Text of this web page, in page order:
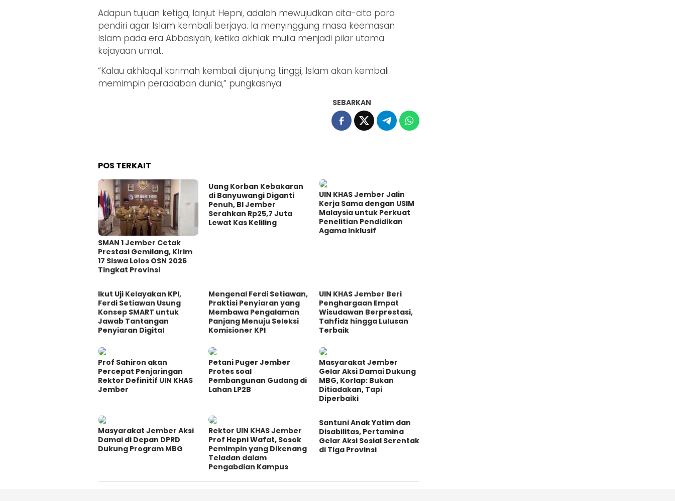
Adapun tujuan ketiga, lanjut Hepni, adalah mewujudkan cita-cita para
pendiri agar Islam kembali berjaya. Ia menyinggung masa keemasan
Islam pada era Abbasiyah, ketika akhlak mulia menjadi pilar utama
kejayaan umat.
“Kalau akhlaqul karimah kembali dijunjung tinggi, Islam akan kembali
memimpin peradaban dunia,” pungkasnya.
SEBARKAN
POS TERKAIT
SMAN 1 Jember Cetak
Prestasi Gemilang, Kirim
17 Siswa Lolos OSN 2026
Tingkat Provinsi
Uang Korban Kebakaran
di Banyuwangi Diganti
Penuh, BI Jember
Serahkan Rp25,7 Juta
Lewat Kas Keliling
UIN KHAS Jember Jalin
Kerja Sama dengan USIM
Malaysia untuk Perkuat
Penelitian Pendidikan
Agama Inklusif
Ikut Uji Kelayakan KPI,
Ferdi Setiawan Usung
Konsep SMART untuk
Jawab Tantangan
Penyiaran Digital
Mengenal Ferdi Setiawan,
Praktisi Penyiaran yang
Membawa Pengalaman
Panjang Menuju Seleksi
Komisioner KPI
UIN KHAS Jember Beri
Penghargaan Empat
Wisudawan Berprestasi,
Tahfidz hingga Lulusan
Terbaik
Prof Sahiron akan
Percepat Penjaringan
Rektor Definitif UIN KHAS
Jember
Petani Puger Jember
Protes soal
Pembangunan Gudang di
Lahan LP2B
Masyarakat Jember
Gelar Aksi Damai Dukung
MBG, Korlap: Bukan
Ditiadakan, Tapi
Diperbaiki
Masyarakat Jember Aksi
Damai di Depan DPRD
Dukung Program MBG
Rektor UIN KHAS Jember
Prof Hepni Wafat, Sosok
Pemimpin yang Dikenang
Teladan dalam
Pengabdian Kampus
Santuni Anak Yatim dan
Disabilitas, Pertamina
Gelar Aksi Sosial Serentak
di Tiga Provinsi